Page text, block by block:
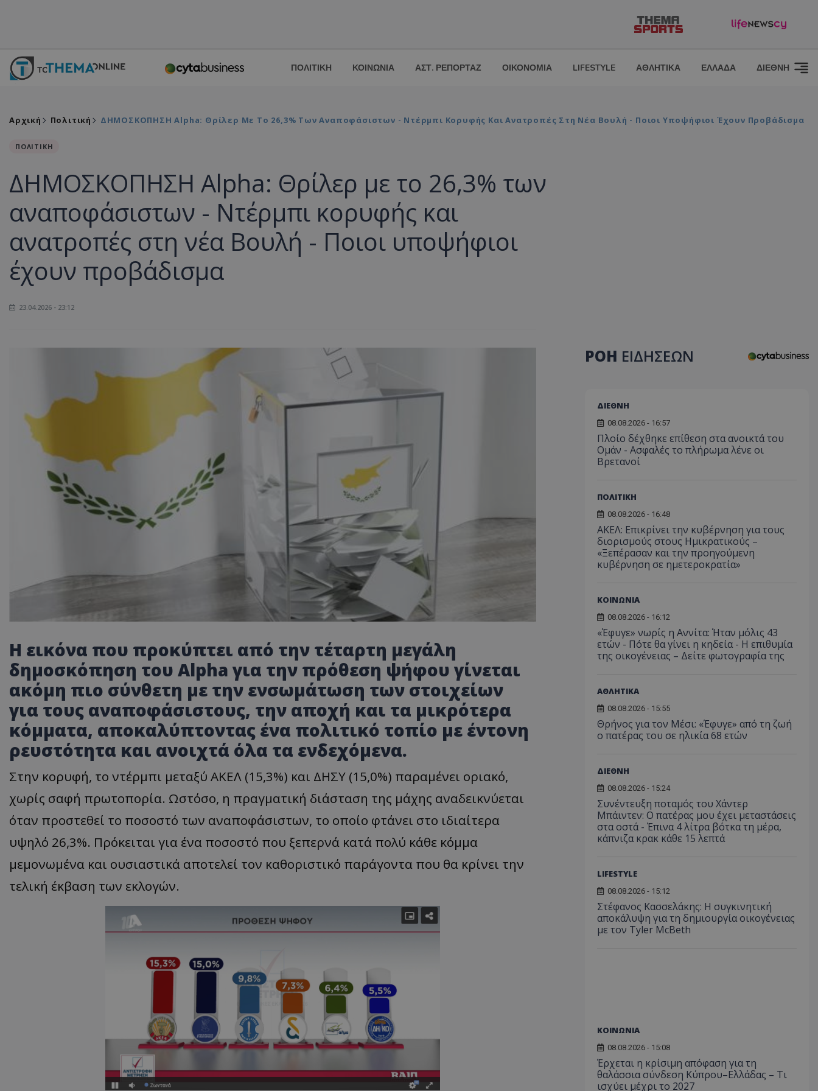
ΠΟΛΙΤΙΚΗ ΚΟΙΝΩΝΙΑ ΑΣΤ. ΡΕΠΟΡΤΑΖ ΟΙΚΟΝΟΜΙΑ LIFESTYLE ΑΘΛΗΤΙΚΑ ΕΛΛΑΔΑ ΔΙΕΘΝΗ
Αρχική Πολιτική ΔΗΜΟΣΚΟΠΗΣΗ Alpha: Θρίλερ Με Το 26,3% Των Αναποφάσιστων - Ντέρμπι Κορυφής Και Ανατροπές Στη Νέα Βουλή - Ποιοι Υποψήφιοι Έχουν Προβάδισμα
ΠΟΛΙΤΙΚΗ
ΔΗΜΟΣΚΟΠΗΣΗ Alpha: Θρίλερ με το 26,3% των
αναποφάσιστων - Ντέρμπι κορυφής και
ανατροπές στη νέα Βουλή - Ποιοι υποψήφιοι
έχουν προβάδισμα
23.04.2026 - 23:12
Η εικόνα που προκύπτει από την τέταρτη μεγάλη
δημοσκόπηση του Αlpha για την πρόθεση ψήφου γίνεται
ακόμη πιο σύνθετη με την ενσωμάτωση των στοιχείων
για τους αναποφάσιστους, την αποχή και τα μικρότερα
κόμματα, αποκαλύπτοντας ένα πολιτικό τοπίο με έντονη
ρευστότητα και ανοιχτά όλα τα ενδεχόμενα.
Στην κορυφή, το ντέρμπι μεταξύ ΑΚΕΛ (15,3%) και ΔΗΣΥ (15,0%) παραμένει οριακό,
χωρίς σαφή πρωτοπορία. Ωστόσο, η πραγματική διάσταση της μάχης αναδεικνύεται
όταν προστεθεί το ποσοστό των αναποφάσιστων, το οποίο φτάνει στο ιδιαίτερα
υψηλό 26,3%. Πρόκειται για ένα ποσοστό που ξεπερνά κατά πολύ κάθε κόμμα
μεμονωμένα και ουσιαστικά αποτελεί τον καθοριστικό παράγοντα που θα κρίνει την
τελική έκβαση των εκλογών.
ΡΟΗ ΕΙΔΗΣΕΩΝ
ΔΙΕΘΝΗ
08.08.2026 - 16:57
Πλοίο δέχθηκε επίθεση στα ανοικτά του
Ομάν - Ασφαλές το πλήρωμα λένε οι
Βρετανοί
ΠΟΛΙΤΙΚΗ
08.08.2026 - 16:48
ΑΚΕΛ: Επικρίνει την κυβέρνηση για τους
διορισμούς στους Ημικρατικούς –
«Ξεπέρασαν και την προηγούμενη
κυβέρνηση σε ημετεροκρατία»
ΚΟΙΝΩΝΙΑ
08.08.2026 - 16:12
«Έφυγε» νωρίς η Αννίτα: Ήταν μόλις 43
ετών - Πότε θα γίνει η κηδεία - Η επιθυμία
της οικογένειας – Δείτε φωτογραφία της
ΑΘΛΗΤΙΚΑ
08.08.2026 - 15:55
Θρήνος για τον Μέσι: «Έφυγε» από τη ζωή
ο πατέρας του σε ηλικία 68 ετών
ΔΙΕΘΝΗ
08.08.2026 - 15:24
Συνέντευξη ποταμός του Χάντερ
Μπάιντεν: Ο πατέρας μου έχει μεταστάσεις
στα οστά - Έπινα 4 λίτρα βότκα τη μέρα,
κάπνιζα κρακ κάθε 15 λεπτά
LIFESTYLE
08.08.2026 - 15:12
Στέφανος Κασσελάκης: Η συγκινητική
αποκάλυψη για τη δηµιουργία οικογένειας
με τον Tyler McBeth
ΚΟΙΝΩΝΙΑ
08.08.2026 - 15:08
Έρχεται η κρίσιμη απόφαση για τη
θαλάσσια σύνδεση Κύπρου–Ελλάδας – Τι
ισχύει μέχρι το 2027